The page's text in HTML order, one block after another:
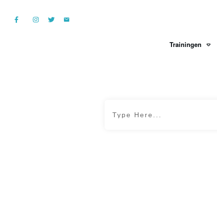
Trainingen